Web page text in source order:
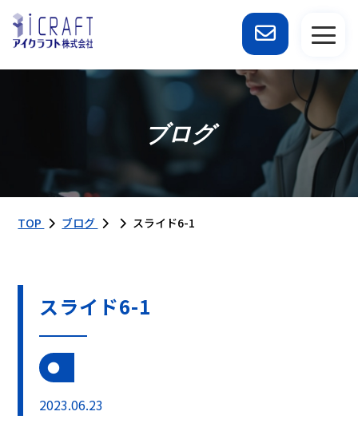
ブログ
TOP ブログ スライド6-1
スライド6-1
2023.06.23